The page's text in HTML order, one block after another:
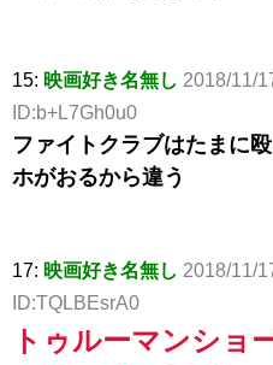
15: 映画好き名無し 2018/11/
ID:b+L7Gh0u0
ファイトクラブはたまに
ホがおるから違う
17: 映画好き名無し 2018/11/
ID:TQLBEsrA0
トゥルーマンショ